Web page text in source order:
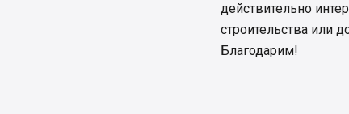
действительно
строительства или
Благодарим!